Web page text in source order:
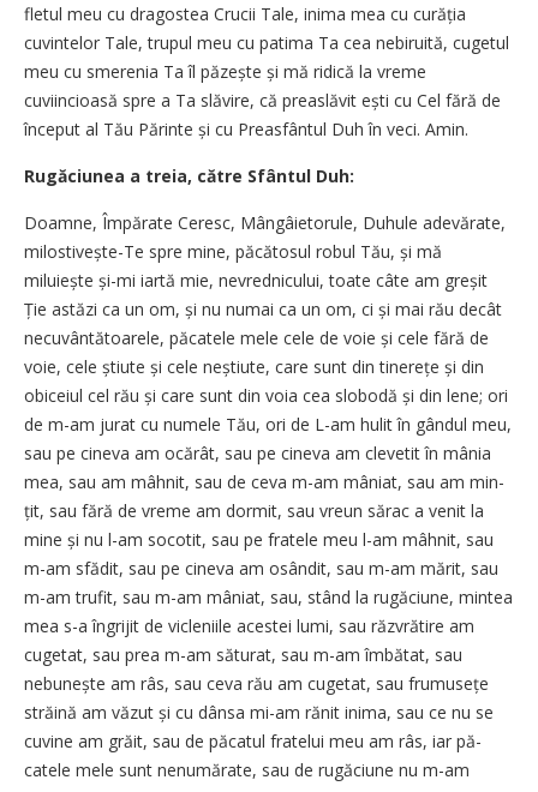
fletul meu cu dra­gos­tea Crucii Tale, inima mea cu curăția
cuvintelor Tale, trupul meu cu pa­tima Ta cea nebi­ruită, cugetul
meu cu smerenia Ta îl păzește și mă ri­dică la vre­me
cuviincioasă spre a Ta slăvire, că prea­slăvit ești cu Cel fără de
început al Tău Părinte și cu Prea­­sfântul Duh în veci. Amin.
Rugăciunea a treia, către Sfântul Duh:
Doamne, Împărate Ceresc, Mân­gâ­ie­­­to­rule, Duhule adevărate,
milosti­vește-Te spre mine, păcătosul ro­bul Tău, și mă
miluiește și-mi iartă mie, ne­vrednicu­lui, toate câte am greșit
Ție astăzi ca un om, și nu numai ca un om, ci și mai rău decât
necuvân­tătoarele, păcatele mele cele de voie și cele fără de
voie, cele ști­ute și cele ne­știute, care sunt din tinerețe și din
obiceiul cel rău și care sunt din voia cea slobodă și din lene; ori
de m-am jurat cu numele Tău, ori de L-am hulit în gândul meu,
sau pe cineva am ocărât, sau pe cineva am clevetit în mânia
mea, sau am mâhnit, sau de ceva m-am mâniat, sau am min­
țit, sau fără de vreme am dormit, sau vreun sărac a venit la
mine și nu l-am so­cotit, sau pe fratele meu l-am mâh­nit, sau
m-am sfădit, sau pe cineva am osândit, sau m-am mărit, sau
m-am tru­fit, sau m-am mâniat, sau, stând la rugăciune, mintea
mea s-a îngrijit de vicleniile acestei lumi, sau răzvră­tire am
cugetat, sau prea m-am sătu­rat, sau m-am îmbătat, sau
nebunește am râs, sau ceva rău am cugetat, sau frumusețe
străină am văzut și cu dânsa mi-am rănit inima, sau ce nu se
cu­vine am grăit, sau de păcatul fratelui meu am râs, iar pă­
catele mele sunt ne­numărate, sau de ru­găciune nu m-am